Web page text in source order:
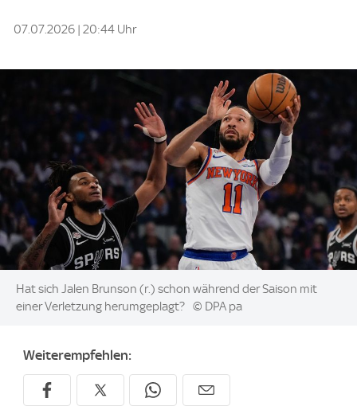
07.07.2026 | 20:44 Uhr
Image:
Hat sich Jalen Brunson (r.) schon während der Saison mit
einer Verletzung herumgeplagt? © DPA pa
Weiterempfehlen: